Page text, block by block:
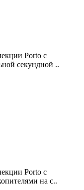
Porto с
секундной ..
Porto с
на с..